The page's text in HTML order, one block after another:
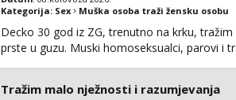
Kategorija: Sex Muška osoba traži žensku osobu
Decko 30 god iz ZG, trenutno na krku,
prste u guzu. Muski homoseksualci, parovi i
Tražim malo nježnosti i razumjevanja